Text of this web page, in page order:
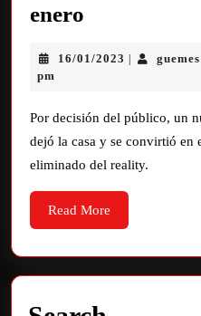
enero
16/01/2023 | guemes
pm
Por decisión del público, un
dejó la casa y se convirtió en
eliminado del reality.
Read More